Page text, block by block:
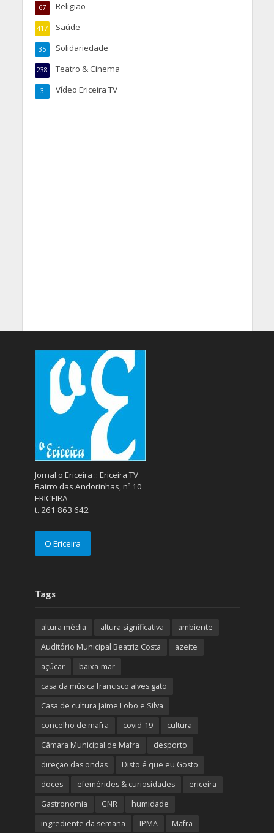
Religião
67
Saúde
417
Solidariedade
35
Teatro & Cinema
238
Vídeo Ericeira TV
3
Jornal o Ericeira :: Ericeira TV
Bairro das Andorinhas, nº 10
ERICEIRA
t. 261 863 642
O Ericeira
Tags
altura média altura significativa
ambiente
Auditório Municipal Beatriz Costa
azeite
açúcar
baixa-mar
casa da música francisco alves gato
Casa de cultura Jaime Lobo e Silva
concelho de mafra
covid-19
cultura
Câmara Municipal de Mafra
desporto
direção das ondas
Disto é que eu Gosto
doces
efemérides & curiosidades
ericeira
Gastronomia
GNR
humidade
ingrediente da semana
IPMA Mafra